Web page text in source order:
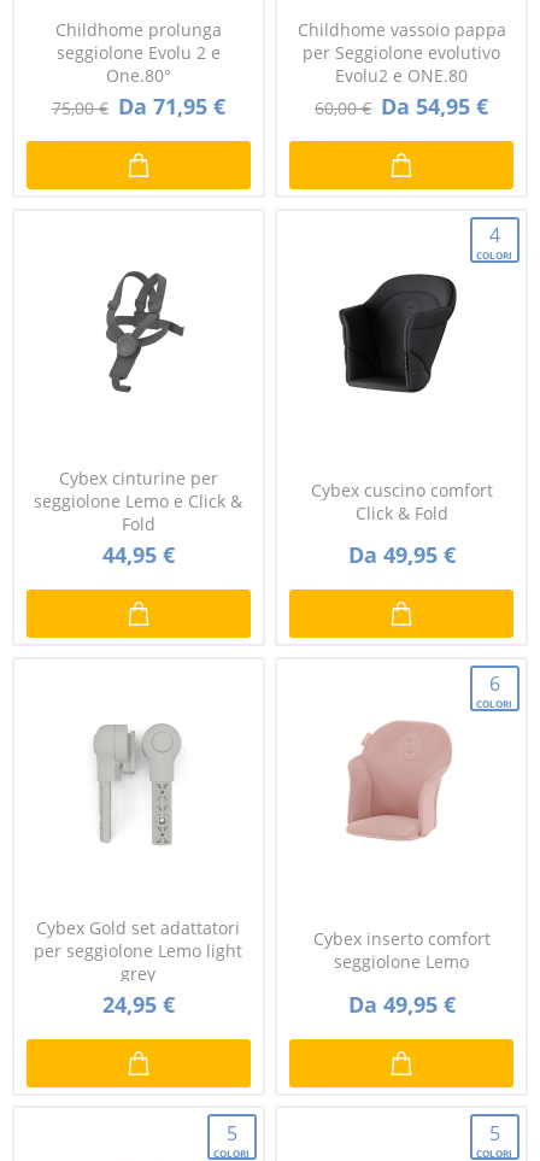
Childhome prolunga
seggiolone Evolu 2 e
One.80°
75,00 € Da 71,95 €
Childhome vassoio pappa
per Seggiolone evolutivo
Evolu2 e ONE.80
60,00 € Da 54,95 €
Cybex cinturine per
seggiolone Lemo e Click &
Fold
44,95 €
4
COLORI
Cybex cuscino comfort
Click & Fold
Da 49,95 €
Cybex Gold set adattatori
per seggiolone Lemo light
grey
24,95 €
6
COLORI
Cybex inserto comfort
seggiolone Lemo
Da 49,95 €
5
COLORI
5
COLORI